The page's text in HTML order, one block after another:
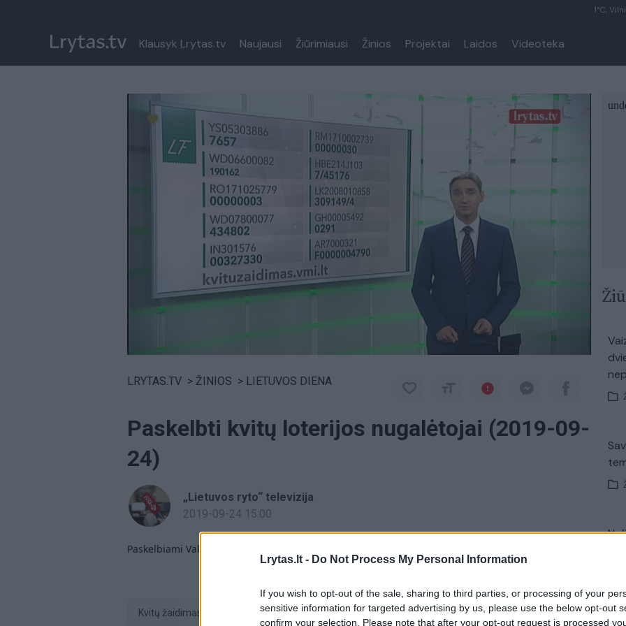
Lrytas.lt - Do Not Process My Personal Information
If you wish to opt-out of the sale, sharing to third parties, or processing of your
sensitive information for targeted advertising by us, please use the below opt-out
confirm your selection. Please note that after your opt-out request is processed
1°C,
Klausyk Lrytas.tv Naujausi Žiūrimiausi Žinios Projektai Laidos Videoteka
Paremkite Ukrainą
LRYTAS.TV > ŽINIOS > LIETUVOS DIENA
Paskelbti kvitų loterijos nugalėtojai (2019-09-
24)
„Lietuvos ryto“ televizija
2019-09-24 15:00
Paskelbiami Valstybinės mokesčių inspekcijos kvitų loterijos laimingieji.
Kvitų žaidimas